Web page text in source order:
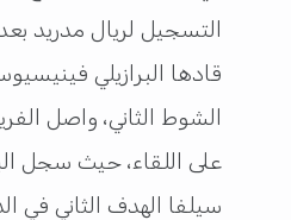
التسجيل لريال مدريد
قادها البرازيلي
الشوط الثاني، واصل
على اللقاء، حيث سجل